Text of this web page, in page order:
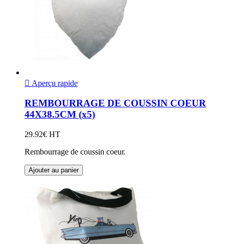
 Aperçu rapide
REMBOURRAGE DE COUSSIN COEUR
44X38.5CM (x5)
29.92€ HT
Rembourrage de coussin coeur.
Ajouter au panier